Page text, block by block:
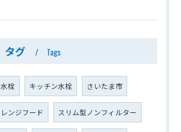
タグ Tags
水栓 キッチン水栓 さいたま市
レンジフード スリム型ノンフィルター